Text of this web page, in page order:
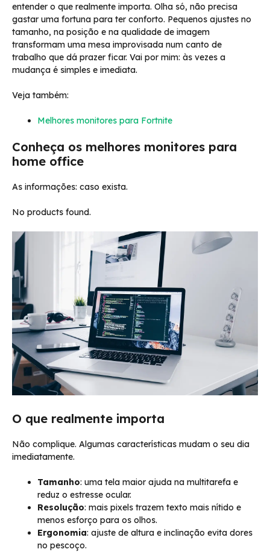
entender o que realmente importa. Olha só, não precisa
gastar uma fortuna para ter conforto. Pequenos ajustes no
tamanho, na posição e na qualidade de imagem
transformam uma mesa improvisada num canto de
trabalho que dá prazer ficar. Vai por mim: às vezes a
mudança é simples e imediata.
Veja também:
Melhores monitores para Fortnite
Conheça os melhores monitores para
home office
As informações: caso exista.
No products found.
O que realmente importa
Não complique. Algumas características mudam o seu dia
imediatamente.
Tamanho: uma tela maior ajuda na multitarefa e
reduz o estresse ocular.
Resolução: mais pixels trazem texto mais nítido e
menos esforço para os olhos.
Ergonomia: ajuste de altura e inclinação evita dores
no pescoço.